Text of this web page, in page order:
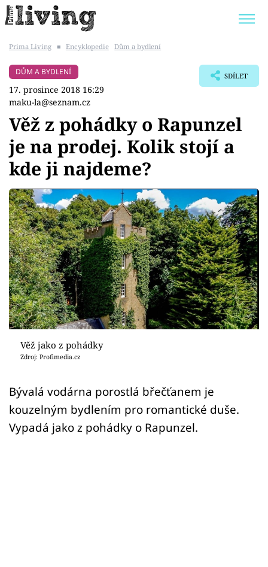
BYDLENÍ SLAVNÝCH
Témata
Bydlení
Zahrada
Design
Sledujte prima+
Přihlášení
Sledujte nás
Prima Living ■ Encyklopedie Dům a bydlení
DŮM A BYDLENÍ
17. prosince 2018 16:29
maku-la@seznam.cz
SDÍLET
Věž z pohádky o Rapunzel
je na prodej. Kolik stojí a
kde ji najdeme?
Věž jako z pohádky
Zdroj: Profimedia.cz
Bývalá vodárna porostlá břečťanem je
kouzelným bydlením pro romantické duše.
Vypadá jako z pohádky o Rapunzel.